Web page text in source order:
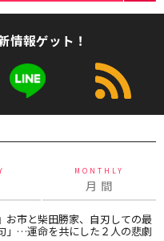
情報ゲット！
MONTHLY
月 間
お市と柴田勝家、自刃しての最
」…運命を共にした２人の悲劇